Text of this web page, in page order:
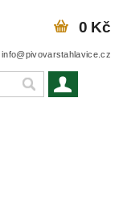
info@pivovarstahlavice.cz
0 Kč